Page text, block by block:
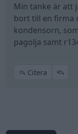
Min tanke är att
bort till en firma
kondensorn,
pagolja samt
Citera